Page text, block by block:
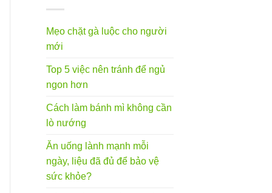
Mẹo chặt gà luộc cho người
mới
Top 5 việc nên tránh để ngủ
ngon hơn
Cách làm bánh mì không cần
lò nướng
Ăn uống lành mạnh mỗi
ngày, liệu đã đủ để bảo vệ
sức khỏe?